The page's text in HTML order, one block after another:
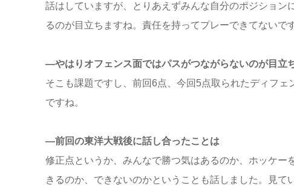
話はしていますが、とりあえずみんな自分のポジショ
るのが目立ちますね。責任を持ってプレーできてないです
―やはりオフェンス面ではパスがつながらないのが目立
そこも課題ですし、前回6点、今回5点取られたディフ
ですね。
―前回の東洋大戦後に話し合ったことは
修正点というか、みんなで勝つ気はあるのか、ホッケ
きるのか、できないのかということも話しました。見